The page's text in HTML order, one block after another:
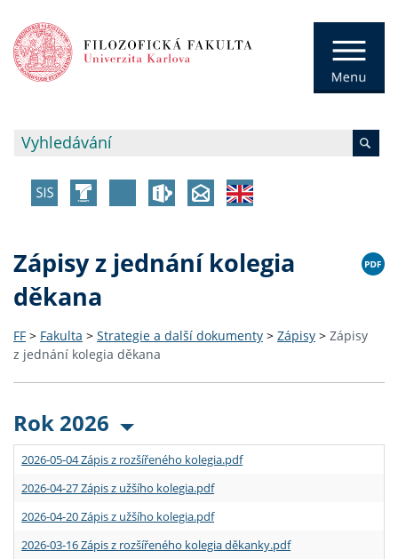
Zápisy z jednání kolegia
děkana
FF > Fakulta > Strategie a další dokumenty > Zápisy > Zápisy
z jednání kolegia děkana
Rok 2026
2026-05-04 Zápis z rozšířeného kolegia.pdf
2026-04-27 Zápis z užšího kolegia.pdf
2026-04-20 Zápis z užšího kolegia.pdf
2026-03-16 Zápis z rozšířeného kolegia děkanky.pdf